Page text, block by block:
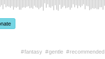
fantasy gentle recommended